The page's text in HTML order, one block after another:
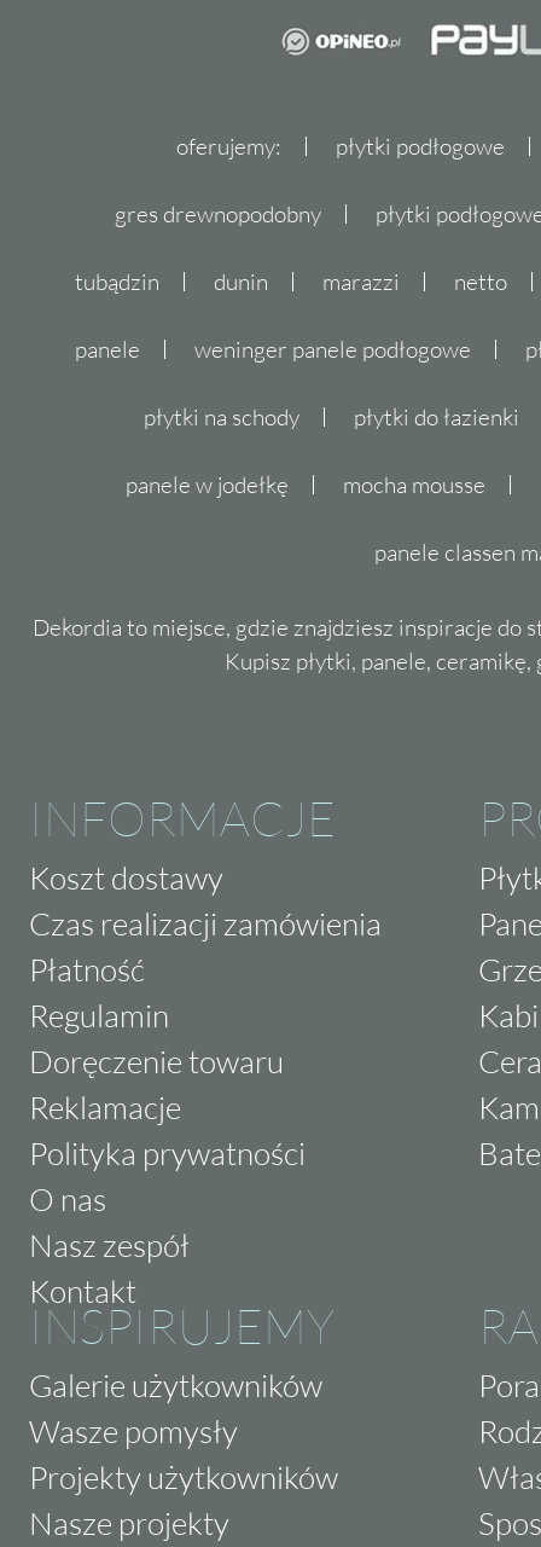
oferujemy: płytki podłogowe
gres drewnopodobny płytki
tubądzin dunin marazzi netto
panele weninger panele podłogowe
płytki na schody płytki do łazienki
panele w jodełkę mocha mousse
panele classen
Dekordia to miejsce, gdzie znajdziesz inspiracje do
Kupisz płytki, panele,
INFORMACJE
Koszt dostawy
Czas realizacji zamówienia
Płatność
Regulamin
Doręczenie towaru
Reklamacje
Polityka prywatności
O nas
Nasz zespół
Kontakt
INSPIRUJEMY
Galerie użytkowników
Wasze pomysły
Projekty użytkowników
Nasze projekty